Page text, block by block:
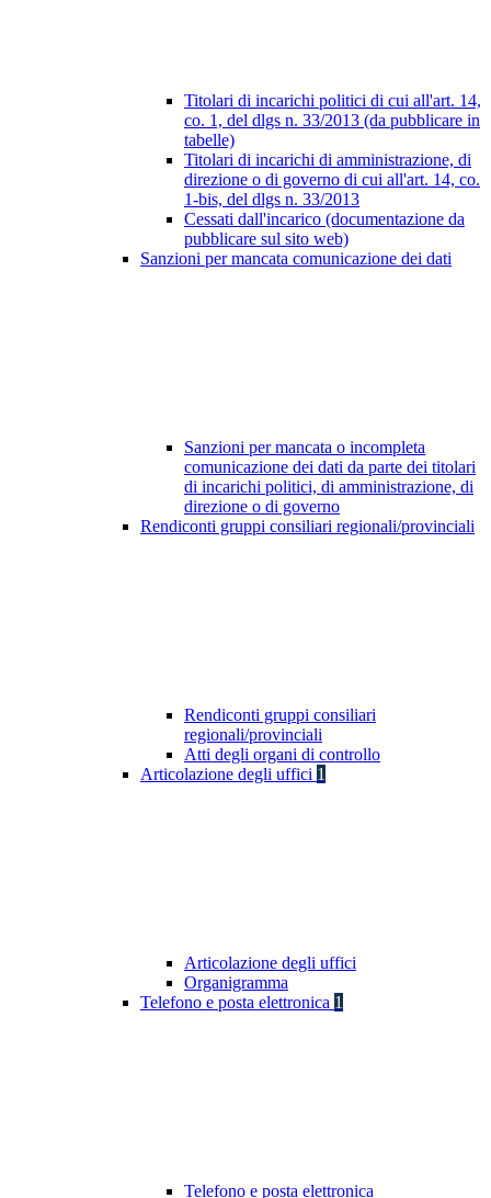
Titolari di incarichi politici di cui all'art. 14,
co. 1, del dlgs n. 33/2013 (da pubblicare in
tabelle)
Titolari di incarichi di amministrazione, di
direzione o di governo di cui all'art. 14, co.
1-bis, del dlgs n. 33/2013
Cessati dall'incarico (documentazione da
pubblicare sul sito web)
Sanzioni per mancata comunicazione dei dati
Sanzioni per mancata o incompleta
comunicazione dei dati da parte dei titolari
di incarichi politici, di amministrazione, di
direzione o di governo
Rendiconti gruppi consiliari regionali/provinciali
Rendiconti gruppi consiliari
regionali/provinciali
Atti degli organi di controllo
Articolazione degli uffici 1
Articolazione degli uffici
Organigramma
Telefono e posta elettronica 1
Telefono e posta elettronica